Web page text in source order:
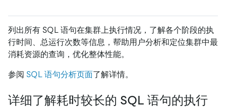
列出所有 SQL 语句在集群上执行情况，了解各个阶段的执
行时间、总运行次数等信息，帮助用户分析和定位集群中最
消耗资源的查询，优化整体性能。
参阅 SQL 语句分析页面了解详情。
详细了解耗时较长的 SQL 语句的执行